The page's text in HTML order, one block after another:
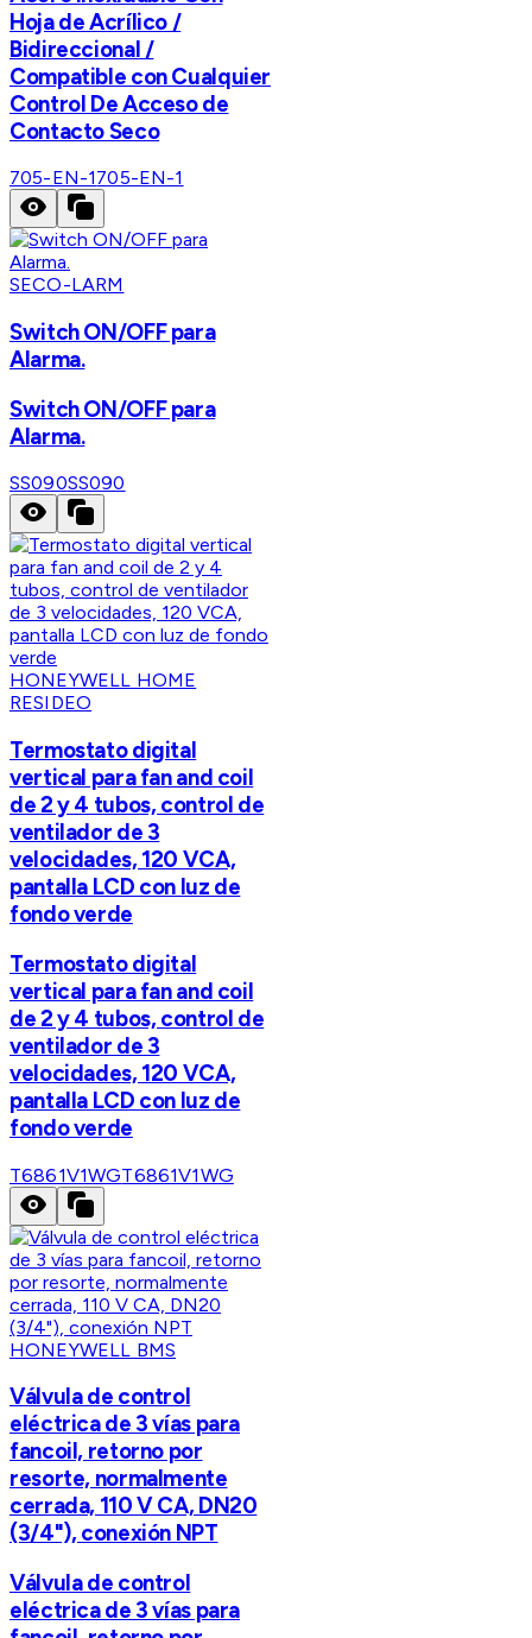
Hoja de Acrílico /
Bidireccional /
Compatible con Cualquier
Control De Acceso de
Contacto Seco
705-EN-1705-EN-1
SECO-LARM
Switch ON/OFF para
Alarma.
Switch ON/OFF para
Alarma.
SS090SS090
HONEYWELL HOME
RESIDEO
Termostato digital
vertical para fan and coil
de 2 y 4 tubos, control de
ventilador de 3
velocidades, 120 VCA,
pantalla LCD con luz de
fondo verde
Termostato digital
vertical para fan and coil
de 2 y 4 tubos, control de
ventilador de 3
velocidades, 120 VCA,
pantalla LCD con luz de
fondo verde
T6861V1WGT6861V1WG
HONEYWELL BMS
Válvula de control
eléctrica de 3 vías para
fancoil, retorno por
resorte, normalmente
cerrada, 110 V CA, DN20
(3/4"), conexión NPT
Válvula de control
eléctrica de 3 vías para